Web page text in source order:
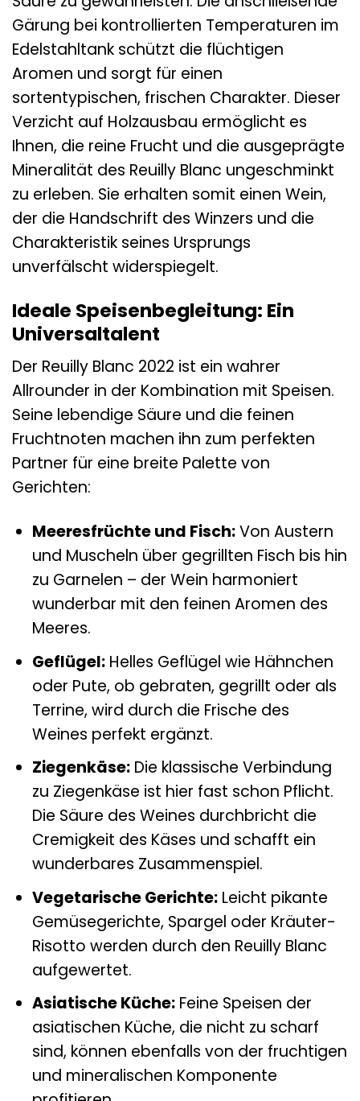
Gärung bei kontrollierten Temperaturen im
Edelstahltank schützt die flüchtigen
Aromen und sorgt für einen
sortentypischen, frischen Charakter. Dieser
Verzicht auf Holzausbau ermöglicht es
Ihnen, die reine Frucht und die ausgeprägte
Mineralität des Reuilly Blanc ungeschminkt
zu erleben. Sie erhalten somit einen Wein,
der die Handschrift des Winzers und die
Charakteristik seines Ursprungs
unverfälscht widerspiegelt.
Ideale Speisenbegleitung: Ein
Universaltalent
Der Reuilly Blanc 2022 ist ein wahrer
Allrounder in der Kombination mit Speisen.
Seine lebendige Säure und die feinen
Fruchtnoten machen ihn zum perfekten
Partner für eine breite Palette von
Gerichten:
Meeresfrüchte und Fisch:Von Austern
und Muscheln über gegrillten Fisch bis hin
zu Garnelen – der Wein harmoniert
wunderbar mit den feinen Aromen des
Meeres.
Geflügel:Helles Geflügel wie Hähnchen
oder Pute, ob gebraten, gegrillt oder als
Terrine, wird durch die Frische des
Weines perfekt ergänzt.
Ziegenkäse:Die klassische Verbindung
zu Ziegenkäse ist hier fast schon Pflicht.
Die Säure des Weines durchbricht die
Cremigkeit des Käses und schafft ein
wunderbares Zusammenspiel.
Vegetarische Gerichte:Leicht pikante
Gemüsegerichte, Spargel oder Kräuter-
Risotto werden durch den Reuilly Blanc
aufgewertet.
Asiatische Küche:Feine Speisen der
asiatischen Küche, die nicht zu scharf
sind, können ebenfalls von der fruchtigen
und mineralischen Komponente